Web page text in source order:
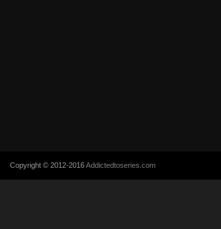
Copyright © 2012-2016Addictedtoseries.com